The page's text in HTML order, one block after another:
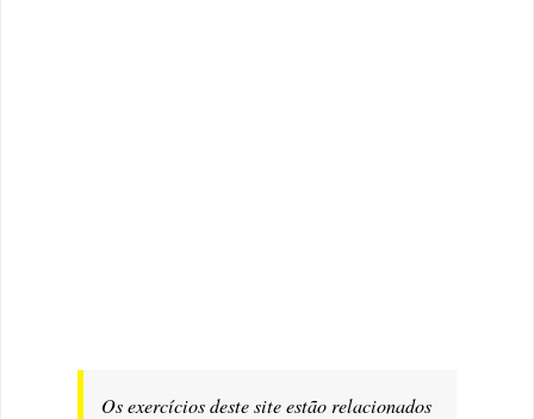
Os exercícios destesiteestão relacionados